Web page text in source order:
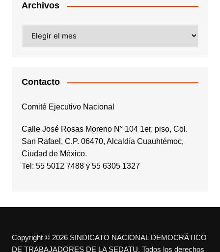
Archivos
Contacto
Comité Ejecutivo Nacional
Calle José Rosas Moreno N° 104 1er. piso, Col.
San Rafael, C.P. 06470, Alcaldía Cuauhtémoc,
Ciudad de México.
Tel: 55 5012 7488 y 55 6305 1327
Copyright © 2026 SINDICATO NACIONAL DEMOCRÁTICO
DE TRABAJADORES DE LA SEDATU. Todos los derechos